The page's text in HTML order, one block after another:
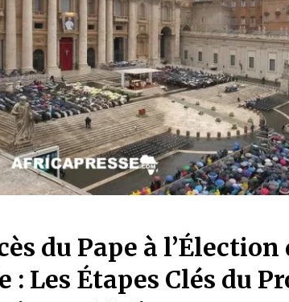
du Pape à
: Les Étapes Clés du